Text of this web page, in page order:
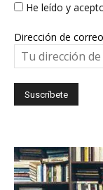
He leído y
Dirección de